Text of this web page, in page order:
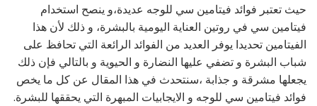
حيث تعتبر فوائد فيتامين سي للوجه عديدة،و ينصح استخدام
فيتامين سي في روتين العناية اليومية بالبشرة، و ذلك لأن هذا
الفيتامين تحديدا يوفر العديد من الفوائد الرائعة التي تحافظ على
شباب البشرة و تضفي عليها النضارة و الحيوية و بالتالي فإن ذلك
يجعلها مشرقة و جذابة ،سنتحدث في هذا المقال عن كل ما يخص
فوائد فيتامين سي للوجه و الايجابيات المبهرة التي يحققها للبشرة.